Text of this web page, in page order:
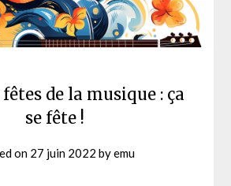
de la musique : ça
se fête !
on 27 juin 2022 byemu